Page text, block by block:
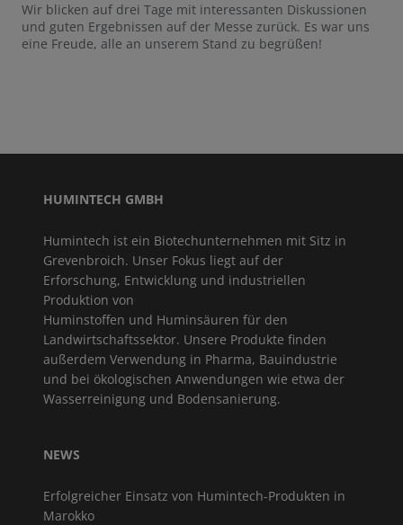
Wir blicken auf drei Tage mit interessanten Diskussionen
und guten Ergebnissen auf der Messe zurück. Es war uns
eine Freude, alle an unserem Stand zu begrüßen!
HUMINTECH GMBH
Humintech ist ein Biotechunternehmen mit Sitz in
Grevenbroich. Unser Fokus liegt auf der
Erforschung, Entwicklung und industriellen
Produktion von
Huminstoffen und Huminsäuren für den
Landwirtschaftssektor. Unsere Produkte finden
außerdem Verwendung in Pharma, Bauindustrie
und bei ökologischen Anwendungen wie etwa der
Wasserreinigung und Bodensanierung.
NEWS
Erfolgreicher Einsatz von Humintech-Produkten in
Marokko